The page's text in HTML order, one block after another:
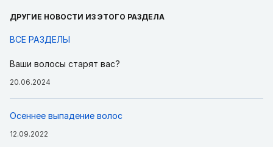
ДРУГИЕ НОВОСТИ ИЗ ЭТОГО РАЗДЕЛА
ВСЕ РАЗДЕЛЫ
Ваши волосы старят вас?
20.06.2024
Осеннее выпадение волос
12.09.2022